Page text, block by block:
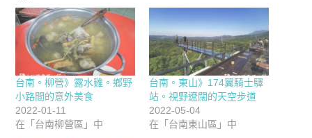
台南。柳營》露水雞。鄉野
小路間的意外美食
2022-01-11
在「台南柳營區」中
台南。東山》174翼騎士驛
站。視野遼闊的天空步道
2022-05-04
在「台南東山區」中